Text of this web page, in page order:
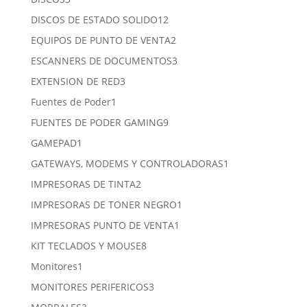
productos
DISCOS DE ESTADO SOLIDO1212
productos
EQUIPOS DE PUNTO DE VENTA22
productos
ESCANNERS DE DOCUMENTOS33
EXTENSION DE RED33
Fuentes de Poder1
producto
FUENTES DE PODER GAMING99
GAMEPAD1
producto
GATEWAYS, MODEMS Y CONTROLADORAS1
IMPRESORAS DE TINTA22
productos
IMPRESORAS DE TONER NEGRO1
IMPRESORAS PUNTO DE VENTA1
KIT TECLADOS Y MOUSE88
Monitores1
producto
MONITORES PERIFERICOS33